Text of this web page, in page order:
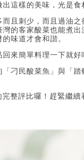
這樣的美味，光是食
且刺少，而且過油之
的客家酸菜也能煮出
味道才會和諧。
來簡單料理一下就好
刁民酸菜魚」與「
整評比囉！趕緊繼續